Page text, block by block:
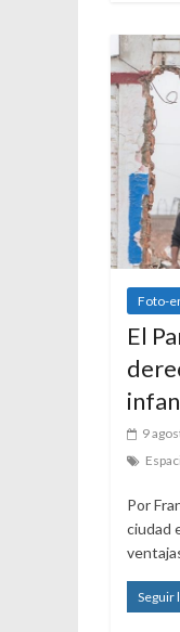
Foto-
El
9
Por
ciudad
Seguir